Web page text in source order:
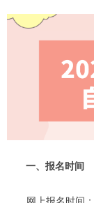
一、报名时间